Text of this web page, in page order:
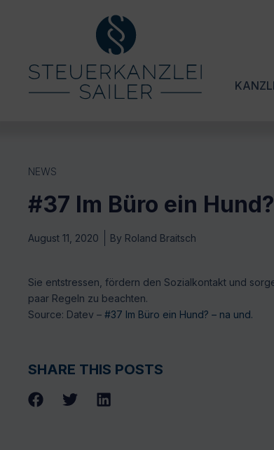
NEWS
#37 Im Büro ein
August 11, 2020 By Roland Braitsch
Sie entstressen, fördern den Sozialkontakt und
paar Regeln zu beachten.
Source: Datev – #37 Im Büro ein Hund? – na und.
SHARE THIS POSTS